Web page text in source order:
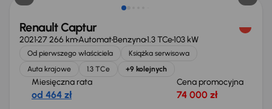
Renault Captur
202127 266 kmAutomatBenzyna1.3 TCe103 kW
Od pierwszego właściciela
Książka serwisowa
Auta krajowe
1.3 TCe +9 kolejnych
Miesięczna rata
od 464 zł
Cena promocyjna
74 000 zł